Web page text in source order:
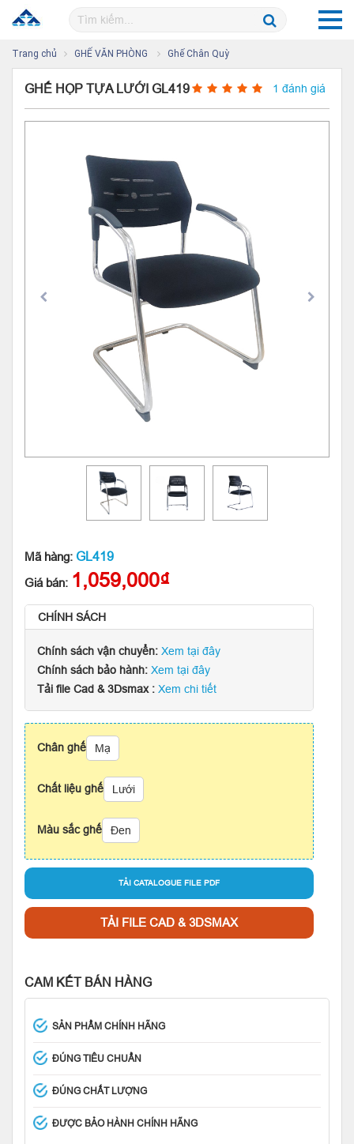
Trang chủ GHẾ VĂN PHÒNG Ghế Chân Quỳ
GHẾ HỌP TỰA LƯỚI GL419 1 đánh giá
Mã hàng: GL419
Giá bán: 1,059,000₫
CHÍNH SÁCH
Chính sách vận chuyển: Xem tại đây
Chính sách bảo hành: Xem tại đây
Tải file Cad & 3Dsmax : Xem chi tiết
Chân ghế Mạ
Chất liệu ghế Lưới
Màu sắc ghế Đen
TẢI CATALOGUE FILE PDF
TẢI FILE CAD & 3DSMAX
CAM KẾT BÁN HÀNG
SẢN PHẨM CHÍNH HÃNG
ĐÚNG TIÊU CHUẨN
ĐÚNG CHẤT LƯỢNG
ĐƯỢC BẢO HÀNH CHÍNH HÃNG